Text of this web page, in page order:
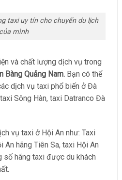
taxi uy tín cho chuyến du lịch
của mình
và chất lượng dịch vụ trong
Bàng Quảng Nam.Bạn có thể
dịch vụ taxi phổ biến ở Đà
Sông Hàn, taxi Datranco Đà
vụ taxi ở Hội An như: Taxi
An hãng Tiên Sa, taxi Hội An
số hãng taxi được du khách